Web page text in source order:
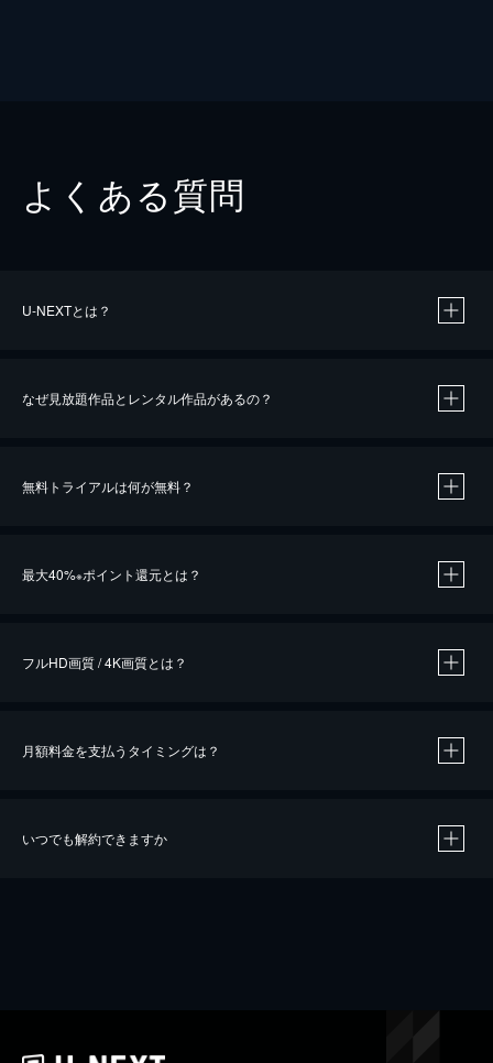
よくある質問
U-NEXTとは？
なぜ見放題作品とレンタル作品があるの？
無料トライアルは何が無料？
最大40%※ポイント還元とは？
※40％ポイント還元の対象は、クレジットカード決済による作品の購入 / レンタルです。
iOSアプリのUコイン決済による作品の購入 / レンタルは、20％のポイント還元です。
フルHD画質 / 4K画質とは？
月額料金を支払うタイミングは？
いつでも解約できますか